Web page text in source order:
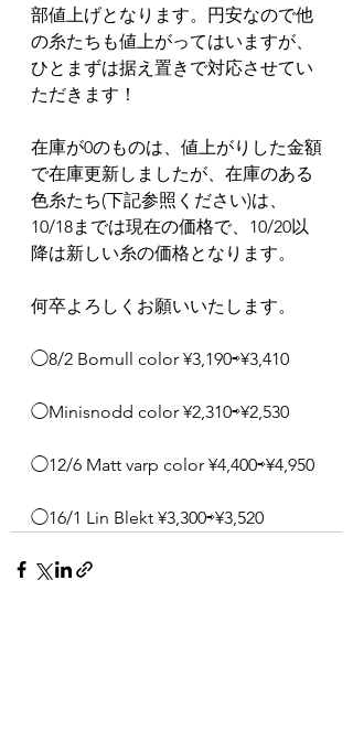
部値上げとなります。円安なので他
の糸たちも値上がってはいますが、
ひとまずは据え置きで対応させてい
ただきます！
在庫が0のものは、値上がりした金額
で在庫更新しましたが、在庫のある
色糸たち(下記参照ください)は、
10/18までは現在の価格で、10/20以
降は新しい糸の価格となります。
何卒よろしくお願いいたします。
◯8/2 Bomull color ¥3,190⇨¥3,410
◯Minisnodd color ¥2,310⇨¥2,530
◯12/6 Matt varp color ¥4,400⇨¥4,950
◯16/1 Lin Blekt ¥3,300⇨¥3,520